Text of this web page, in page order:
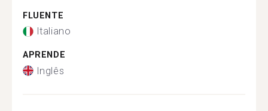
FLUENTE
Italiano
APRENDE
Inglês